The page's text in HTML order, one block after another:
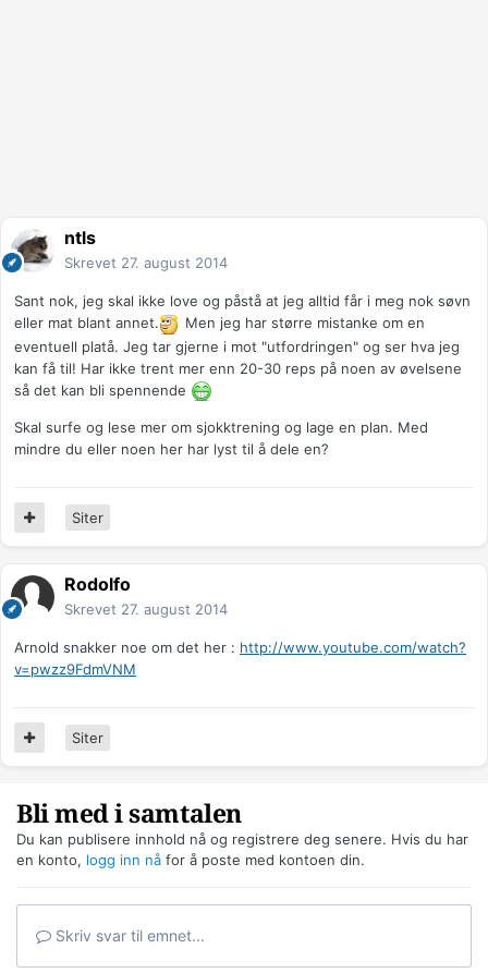
ntls
Skrevet 27. august 2014
Sant nok, jeg skal ikke love og påstå at jeg alltid får i meg nok søvn
eller mat blant annet.
Men jeg har større mistanke om en
eventuell platå. Jeg tar gjerne i mot "utfordringen" og ser hva jeg
kan få til! Har ikke trent mer enn 20-30 reps på noen av øvelsene
så det kan bli spennende
Skal surfe og lese mer om sjokktrening og lage en plan. Med
mindre du eller noen her har lyst til å dele en?
Siter
Rodolfo
Skrevet 27. august 2014
Arnold snakker noe om det her : http://www.youtube.com/watch?
v=pwzz9FdmVNM
Siter
Bli med i samtalen
Du kan publisere innhold nå og registrere deg senere. Hvis du har
en konto, logg inn nå for å poste med kontoen din.
Skriv svar til emnet...